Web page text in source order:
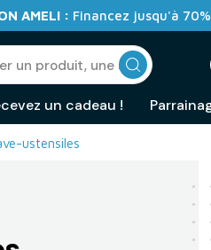
AMELI : Financez jusqu'à
un cadeau !
ustensiles